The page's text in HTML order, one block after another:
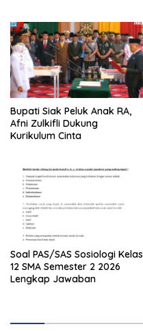
Bupati Siak Peluk Anak RA,
Afni Zulkifli Dukung
Kurikulum Cinta
Soal PAS/SAS Sosiologi Kelas
12 SMA Semester 2 2026
Lengkap Jawaban